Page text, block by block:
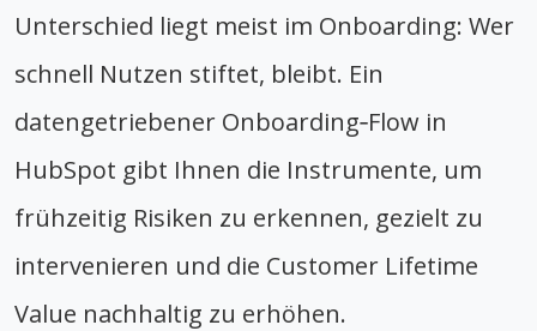
Unterschied liegt meist im Onboarding: Wer
schnell Nutzen stiftet, bleibt. Ein
datengetriebener Onboarding‑Flow in
HubSpot gibt Ihnen die Instrumente, um
frühzeitig Risiken zu erkennen, gezielt zu
intervenieren und die Customer Lifetime
Value nachhaltig zu erhöhen.